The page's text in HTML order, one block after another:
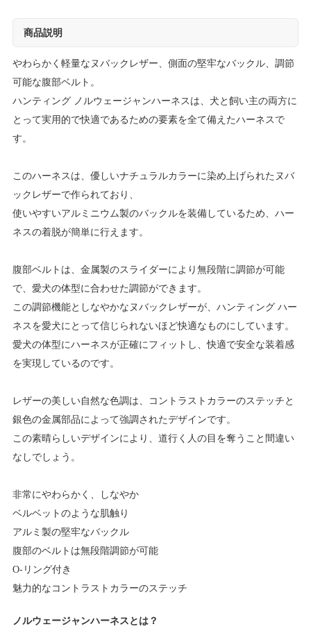
商品説明
やわらかく軽量なヌバックレザー、側面の堅牢なバックル、調節
可能な腹部ベルト。
ハンティング ノルウェージャンハーネスは、犬と飼い主の両方に
とって実用的で快適であるための要素を全て備えたハーネスで
す。
このハーネスは、優しいナチュラルカラーに染め上げられたヌバ
ックレザーで作られており、
使いやすいアルミニウム製のバックルを装備しているため、ハー
ネスの着脱が簡単に行えます。
腹部ベルトは、金属製のスライダーにより無段階に調節が可能
で、愛犬の体型に合わせた調節ができます。
この調節機能としなやかなヌバックレザーが、ハンティング ハー
ネスを愛犬にとって信じられないほど快適なものにしています。
愛犬の体型にハーネスが正確にフィットし、快適で安全な装着感
を実現しているのです。
レザーの美しい自然な色調は、コントラストカラーのステッチと
銀色の金属部品によって強調されたデザインです。
この素晴らしいデザインにより、道行く人の目を奪うこと間違い
なしでしょう。
非常にやわらかく、しなやか
ベルベットのような肌触り
アルミ製の堅牢なバックル
腹部のベルトは無段階調節が可能
O-リング付き
魅力的なコントラストカラーのステッチ
ノルウェージャンハーネスとは？